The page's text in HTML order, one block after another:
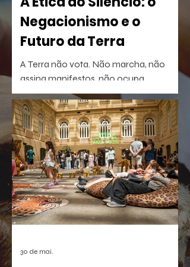
Negacionismo e o
Futuro da Terra
A Terra não vota. Não marcha, não
assina manifestos, não ocupa
palanques. Talvez por isso seja tão fácil
esquecê-la.
30 de mai.